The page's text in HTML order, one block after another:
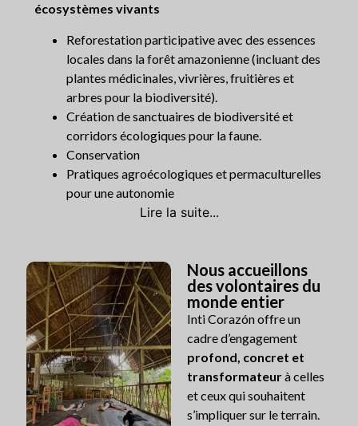
écosystèmes vivants
Reforestation participative avec des essences
locales dans la forêt amazonienne (incluant des
plantes médicinales, vivrières, fruitières et
arbres pour la biodiversité).
Création de sanctuaires de biodiversité et
corridors écologiques pour la faune.
Conservation
Pratiques agroécologiques et permaculturelles
pour une autonomie
Lire la suite...
Nous accueillons
des volontaires du
monde entier
Inti Corazón offre un
cadre d’engagement
profond, concret et
transformateurà celles
et ceux qui souhaitent
s’impliquer sur le terrain.